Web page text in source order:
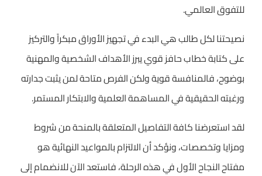
للتفوق العالمي.
نصيحتنا لكل طالب هي البدء في تجهيز الأوراق مبكراً والتركيز
على كتابة خطاب حافز قوي يبرز الأهداف الشخصية والمهنية
بوضوح، فالمنافسة قوية ولكن الفرص متاحة لمن يثبت جدارته
ورغبته الحقيقية في المساهمة العلمية والابتكار المستمر.
لقد استعرضنا كافة التفاصيل المتعلقة بالمنحة من شروط
ومزايا وتخصصات، ونؤكد أن الالتزام بالمواعيد النهائية هو
مفتاح النجاح الأول في هذه الرحلة، فاستعد الآن للانضمام إلى